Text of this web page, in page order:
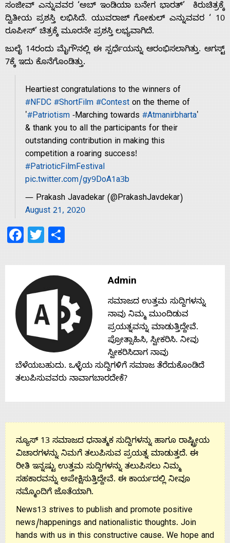
Us
Advertise
With
Contact
Us
ಸಂಜೀವ್ ಎನ್ನುವವರ ‘ಅಬ್ ಇಂಡಿಯಾ ಬನೇಗ ಭಾರತ್’ ಕಿರುಚಿತ್ರಕ್ಕೆ
ದ್ವಿತೀಯ ಪ್ರಶಸ್ತಿ ಲಭಿಸಿದೆ. ಯುವರಾಜ್ ಗೋಕುಲ್ ಎನ್ನುವವರ ‘ 10
ರೂಪೀಸ್’ ಚಿತ್ರಕ್ಕೆ ಮೂರನೇ ಪ್ರಶಸ್ತಿ ಲಭ್ಯವಾಗಿದೆ.
ಜುಲೈ 14ರಂದು ಮೈಗೌ‌ನಲ್ಲಿ ಈ ಸ್ಪರ್ಧೆಯನ್ನು ಆರಂಭಿಸಲಾಗಿತ್ತು. ಆಗಸ್ಟ್
7ಕ್ಕೆ ಇದು ಕೊನೆಗೊಂಡಿತ್ತು.
Heartiest congratulations to the winners of
#NFDC #ShortFilm #Contest on the theme of
'#Patriotism -Marching towards#Atmanirbharta'
& thank you to all the participants for their
outstanding contribution in making this
competition a roaring success!
#PatrioticFilmFestival
pic.twitter.com/gy9DoA1a3b
— Prakash Javadekar (@PrakashJavdekar)
August 21, 2020
Facebook
Twitter
Admin
ಸಮಾಜದ ಉತ್ತಮ ಸುದ್ದಿಗಳನ್ನು
ನಾವು ನಿಮ್ಮ ಮುಂದಿಡುವ
ಪ್ರಯತ್ನವನ್ನು ಮಾಡುತ್ತಿದ್ದೇವೆ.
ಪ್ರೋತ್ಸಾಹಿಸಿ, ಸ್ವೀಕರಿಸಿ. ನೀವು
ಸ್ವೀಕರಿಸಿದಾಗ ನಾವು
ಬೆಳೆಯಬಹುದು. ಒಳ್ಳೆಯ ಸುದ್ದಿಗಳಿಗೆ ಸಮಾಜ ತೆರೆದುಕೊಂಡಿದೆ
ತಲುಪಿಸುವವರು ನಾವಾಗಬಾರದೇಕೆ?
ನ್ಯೂಸ್ 13 ಸಮಾಜದ ಧನಾತ್ಮಕ ಸುದ್ದಿಗಳನ್ನು ಹಾಗೂ ರಾಷ್ಟ್ರೀಯ
ವಿಚಾರಗಳನ್ನು ನಿಮಗೆ ತಲುಪಿಸುವ ಪ್ರಯತ್ನ ಮಾಡುತ್ತದೆ. ಈ
ರೀತಿ ಇನ್ನಷ್ಟು ಉತ್ತಮ ಸುದ್ದಿಗಳನ್ನು ತಲುಪಿಸಲು ನಿಮ್ಮ
ಸಹಕಾರವನ್ನು ಅಪೇಕ್ಷಿಸುತ್ತಿದ್ದೇವೆ. ಈ ಕಾರ್ಯದಲ್ಲಿ ನೀವೂ
ನಮ್ಮೊಂದಿಗೆ ಜೊತೆಯಾಗಿ.
News13 strives to publish and promote positive
news/happenings and nationalistic thoughts. Join
hands with us in this constructive cause. We hope and